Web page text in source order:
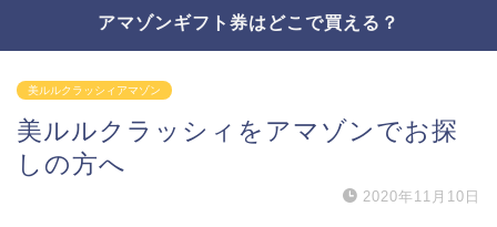
アマゾンギフト券はどこで買える？
美ルルクラッシィアマゾン
美ルルクラッシィをアマゾンでお探
しの方へ
2020年11月10日